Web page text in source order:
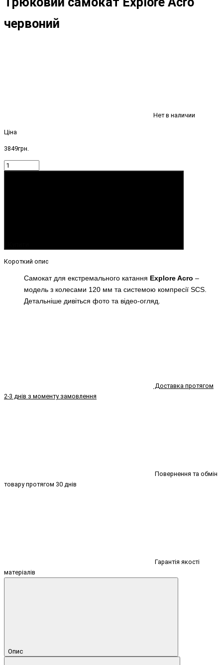
червоний
Нет в наличии
Ціна
3849грн.
Короткий опис
Самокат для екстремального катання Explore Acro –
модель з колесами 120 мм та системою компресії SCS.
Детальніше дивіться фото та відео-огляд.
Доставка протягом
2-3 днів з моменту замовлення
Повернення та обмін
товару протягом 30 днів
Гарантія якості
матеріалів
Опис